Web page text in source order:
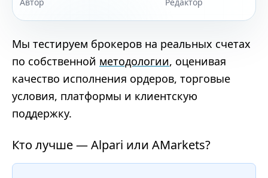
Мы тестируем брокеров на реальных счетах
по собственной методологии, оценивая
качество исполнения ордеров, торговые
условия, платформы и клиентскую
поддержку.
Кто лучше — Alpari или AMarkets?